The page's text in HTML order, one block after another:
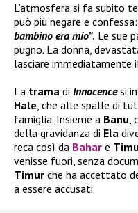
L’atmosfera si fa subito
può più negare e confessa:
bambino era mio”. Le sue
pugno. La donna,
lasciare immediatamente
La trama di Innocencesi
Hale, che alle spalle di
famiglia. Insieme a Banu,
della gravidanza di Ela
reca così da Bahar e
venisse fuori, senza
Timur che ha accettato
a essere accusati.